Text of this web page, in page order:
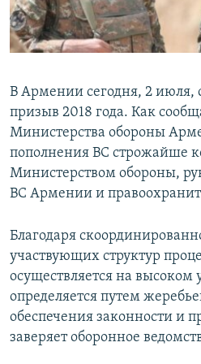
Հայերեն
English
Русский
Все сайты Радио Азатутюн
В Армении сегодня, 2 июля,
призыв 2018 года. Как
Министерства обороны
пополнения ВС строжайше
Министерством обороны,
ВС Армении и
Благодаря
участвующих структур
осуществляется на высоком
определяется путем
обеспечения законности и
заверяет оборонное